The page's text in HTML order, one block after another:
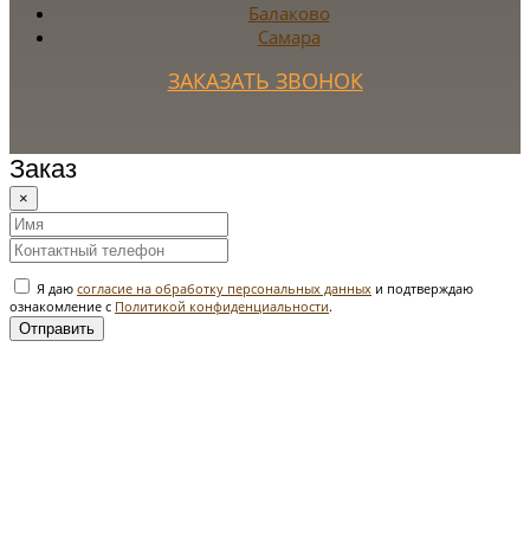
Балаково
Самара
ЗАКАЗАТЬ ЗВОНОК
Заказ
×
Я даю согласие на обработку персональных данных и подтверждаю
ознакомление с Политикой конфиденциальности.
Отправить